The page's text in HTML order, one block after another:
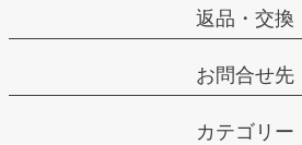
返品・交換
お問合せ先
カテゴリー